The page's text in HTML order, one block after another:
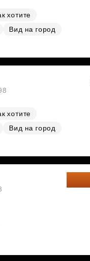
хотите
Вид на город
хотите
Вид на город